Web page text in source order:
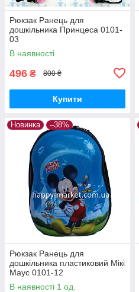
Рюкзак Ранець для
дошкільника Принцеса 0101-
03
В наявності
496 ₴ 800 ₴
Купити
Новинка –38%
Рюкзак Ранець для
дошкільника пластиковий Мікі
Маус 0101-12
В наявності 1 од.